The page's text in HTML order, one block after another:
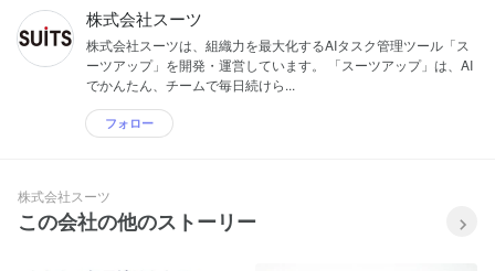
もちろん、”修羅場の経験”があり、人間
力に優れ、リーダーシップを発揮し、ス
テークホルダー全てに影響力を与え、企
営レベルの向上や付加価値額の向上が、
株式会社スーツ
株式会社スーツは、組織力を最大化するAIタスク管理ツール「ス
ーツアップ」を開発・運営しています。 「スーツアップ」は、AI
でかんたん、チームで毎日続けら...
フォロー
株式会社スーツ
この会社の他のストーリー